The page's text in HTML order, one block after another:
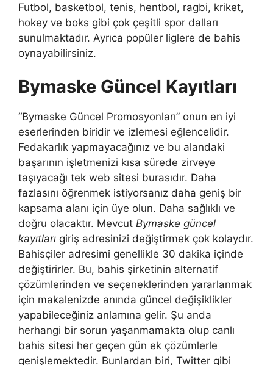
Futbol, ​​basketbol, ​​tenis, hentbol, ​​ragbi, kriket,
hokey ve boks gibi çok çeşitli spor dalları
sunulmaktadır. Ayrıca popüler liglere de bahis
oynayabilirsiniz.
Bymaske Güncel Kayıtları
“Bymaske Güncel Promosyonları” onun en iyi
eserlerinden biridir ve izlemesi eğlencelidir.
Fedakarlık yapmayacağınız ve bu alandaki
başarının işletmenizi kısa sürede zirveye
taşıyacağı tek web sitesi burasıdır. Daha
fazlasını öğrenmek istiyorsanız daha geniş bir
kapsama alanı için üye olun. Daha sağlıklı ve
doğru olacaktır. Mevcut Bymaske güncel
kayıtları giriş adresinizi değiştirmek çok kolaydır.
Bahisçiler adresimi genellikle 30 dakika içinde
değiştirirler. Bu, bahis şirketinin alternatif
çözümlerinden ve seçeneklerinden yararlanmak
için makalenizde anında güncel değişiklikler
yapabileceğiniz anlamına gelir. Şu anda
herhangi bir sorun yaşanmamakta olup canlı
bahis sitesi her geçen gün ek çözümlerle
genişlemektedir. Bunlardan biri, Twitter gibi